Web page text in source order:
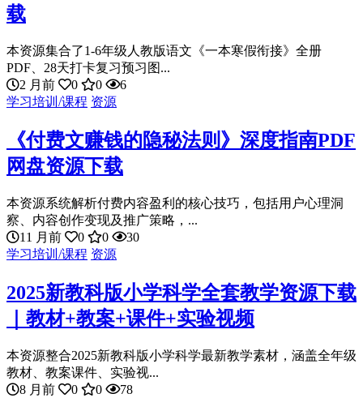
载
本资源集合了1-6年级人教版语文《一本寒假衔接》全册
PDF、28天打卡复习预习图...
2 月前
0 0
6
学习培训/课程 资源
《付费文赚钱的隐秘法则》深度指南PDF
网盘资源下载
本资源系统解析付费内容盈利的核心技巧，包括用户心理洞
察、内容创作变现及推广策略，...
11 月前
0 0
30
学习培训/课程 资源
2025新教科版小学科学全套教学资源下载
｜教材+教案+课件+实验视频
本资源整合2025新教科版小学科学最新教学素材，涵盖全年级
教材、教案课件、实验视...
8 月前
0 0
78